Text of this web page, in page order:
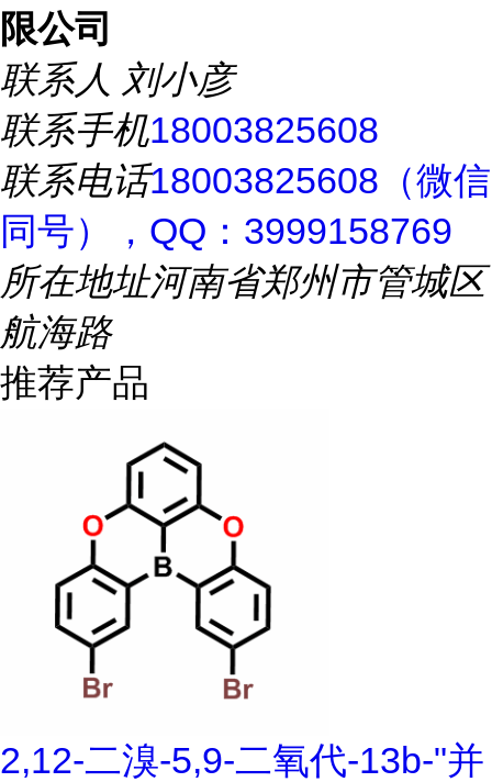
限公司
联系人 刘小彦
联系手机18003825608
联系电话18003825608（微信
同号），QQ：3999158769
所在地址河南省郑州市管城区
航海路
推荐产品
2,12-二溴-5,9-二氧代-13b-"并